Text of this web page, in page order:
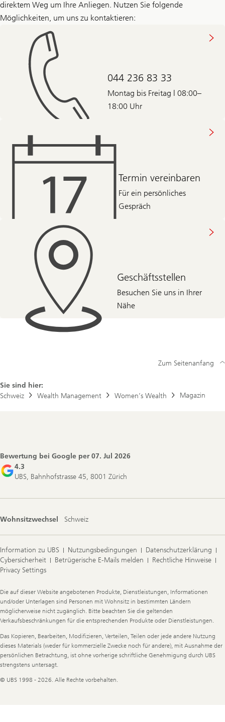
direktem Weg um Ihre Anliegen. Nutzen Sie folgende
Möglichkeiten, um uns zu kontaktieren:
044 236 83 33
Montag bis Freitag | 08:00–
18:00 Uhr
Termin vereinbaren
Für ein persönliches
Gespräch
Geschäftsstellen
Besuchen Sie uns in Ihrer
Nähe
Sie sind hier:
Schweiz
Wealth Management Women’s Wealth Magazin
Zum Seitenanfang
Bewertung bei Google per07. Jul 2026
4.3
UBS, Bahnhofstrasse 45, 8001 Zürich
Wohnsitzwechsel Schweiz
Information zu UBS Nutzungsbedingungen
Datenschutzerklärung
Cybersicherheit
Betrügerische E-Mails melden
Rechtliche Hinweise
Privacy Settings
Legal
Information
Die auf dieser Website angebotenen Produkte, Dienstleistungen, Informationen
und/oder Unterlagen sind Personen mit Wohnsitz in bestimmten Ländern
möglicherweise nicht zugänglich. Bitte beachten Sie die geltenden
Verkaufsbeschränkungen für die entsprechenden Produkte oder Dienstleistungen.
Das Kopieren, Bearbeiten, Modifizieren, Verteilen, Teilen oder jede andere Nutzung
dieses Materials (weder für kommerzielle Zwecke noch für andere), mit Ausnahme der
persönlichen Betrachtung, ist ohne vorherige schriftliche Genehmigung durch UBS
strengstens untersagt.
© UBS 1998 - 2026. Alle Rechte vorbehalten.